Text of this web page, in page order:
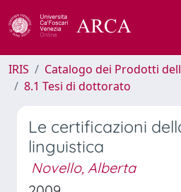
IRIS Catalogo dei Prodotti
8.1 Tesi di dottorato
Le certificazioni
linguistica
Novello, Alberta